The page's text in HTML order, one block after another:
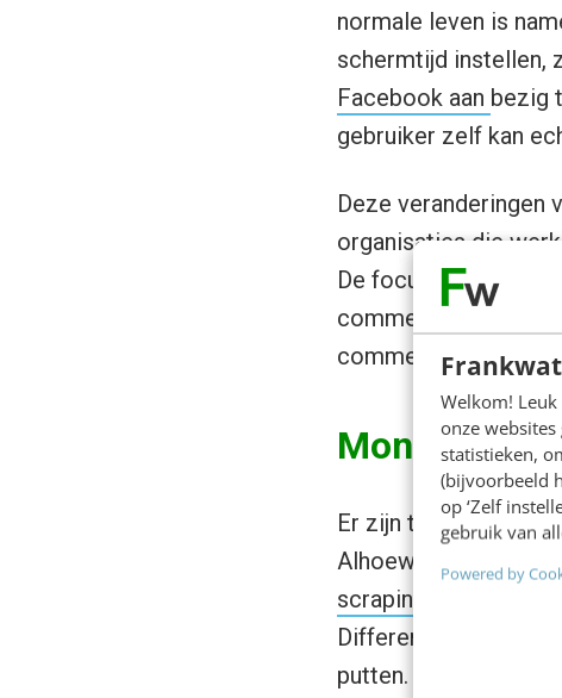
Welkom!
onze
statistieken,
(bijvoorbeeld
op ‘Zelf
gebruik van
Powered by
normale leven is
schermtijd instellen,
Facebook aan bezig
gebruiker zelf kan
Deze veranderingen
organisaties die
De focus komt meer
comment is
comments?
Er zijn tientallen
Alhoewel ze
scraping
-selectie te
Differentiatie wordt
putten. De tools